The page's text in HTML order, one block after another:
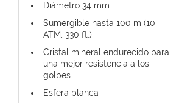
Diámetro 34 mm
Sumergible hasta 100 m (10
ATM, 330 ft.)
Cristal mineral endurecido para
una mejor resistencia a los
golpes
Esfera blanca